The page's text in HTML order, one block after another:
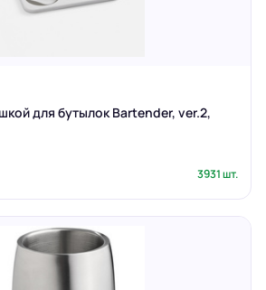
для бутылок Bartender, ver.2,
3931 шт.